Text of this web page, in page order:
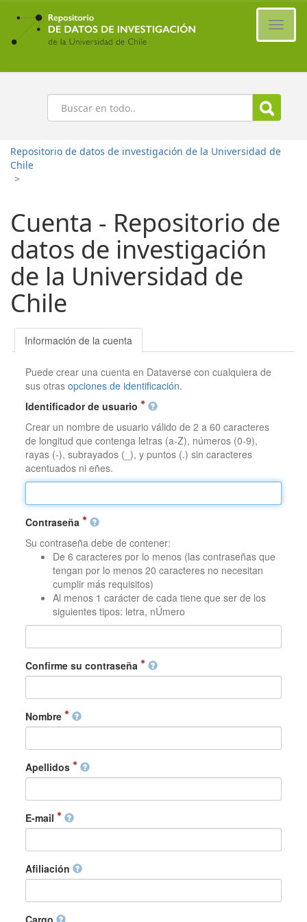
Ir
contenido
principal
Buscar
Repositorio de datos de investigación de la Universidad de
Chile
>
Cuenta - Repositorio de
datos de investigación
de la Universidad de
Chile
Información de la cuenta
Puede crear una cuenta en Dataverse con cualquiera de
sus otrasopciones de identificación.
Identificador de usuario
Crear un nombre de usuario válido de 2 a 60 caracteres
de longitud que contenga letras (a-Z), números (0-9),
rayas (-), subrayados (_), y puntos (.) sin caracteres
acentuados ni eñes.
Contraseña
Su contraseña debe de contener:
De 6 caracteres por lo menos (las contraseñas que
tengan por lo menos 20 caracteres no necesitan
cumplir más requisitos)
Al menos 1 carácter de cada tiene que ser de los
siguientes tipos: letra, nÚmero
Confirme su contraseña
Nombre
Apellidos
E-mail
Afiliación
Cargo